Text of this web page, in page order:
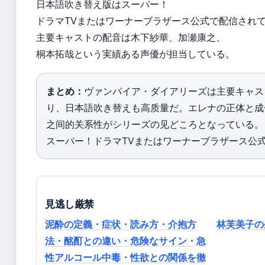
日本語吹き替え版はスーパー！
ドラマTVまたはワーナーブラザース公式で配信され
主要キャストの配音は木下紗華、加瀬康之、
桐本拓哉という実績ある声優が担当している。
まとめ： ヴァンパイア・ダイアリーズは主要キャ
り、日本語吹き替えも高质量だ。エレナの正体と
之间的关系性がシリーズの见どころとなっている
スーパー！ドラマTVまたはワーナーブラザース公
見逃し厳禁
泥酔の定義・症状・読み方・介抱方
法・酩酊との違い・危険なサイン・急
性アルコール中毒・性欲との関係を徹
林芙美子